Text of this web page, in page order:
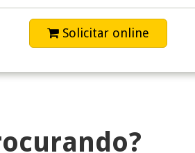
Solicitar online